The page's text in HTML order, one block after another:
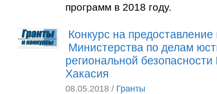
программ в 2018 году.
Конкурс на предоставление
Министерства по делам
региональной безопасности
Хакасия
08.05.2018 / Гранты